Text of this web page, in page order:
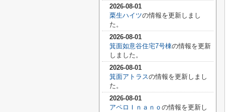
2026-08-01
栗生ハイツの情報を更新しまし
た。
2026-08-01
箕面如意谷住宅7号棟の情報を更新
しました。
2026-08-01
箕面アトラスの情報を更新しまし
た。
2026-08-01
アペロＩｎａｎｏ の情報を更新し